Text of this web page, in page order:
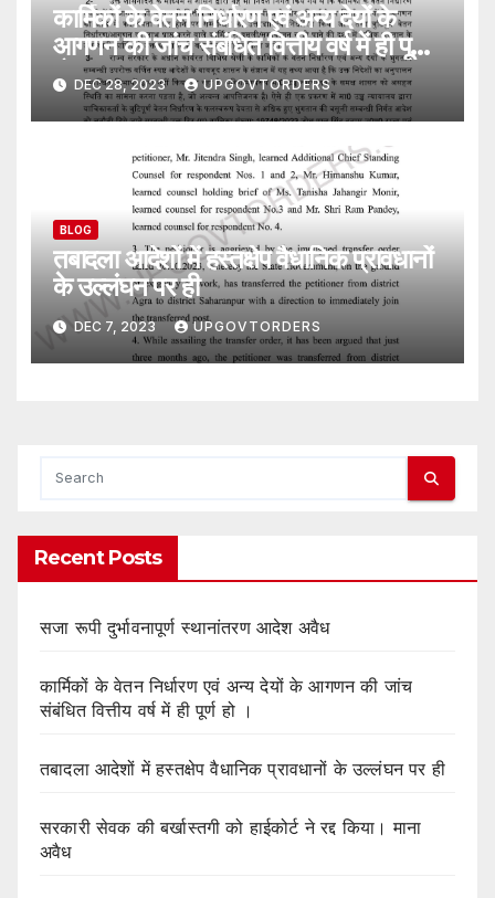
कार्मिकों के वेतन निर्धारण एवं अन्य देयों के
आगणन की जांच संबंधित वित्तीय वर्ष में ही पूर्ण
हो ।DEC 28, 2023 UPGOVTORDERS
BLOG
तबादला आदेशों में हस्तक्षेप वैधानिक प्रावधानों
के उल्लंघन पर ही
DEC 7, 2023 UPGOVTORDERS
Recent Posts
सजा रूपी दुर्भावनापूर्ण स्थानांतरण आदेश अवैध
कार्मिकों के वेतन निर्धारण एवं अन्य देयों के आगणन की जांच
संबंधित वित्तीय वर्ष में ही पूर्ण हो ।
तबादला आदेशों में हस्तक्षेप वैधानिक प्रावधानों के उल्लंघन पर ही
सरकारी सेवक की बर्खास्तगी को हाईकोर्ट ने रद्द किया। माना
अवैध